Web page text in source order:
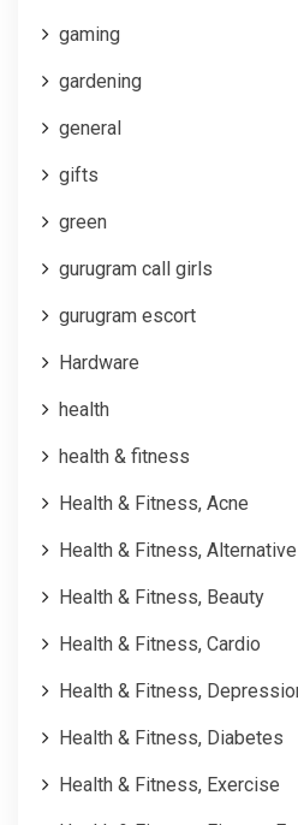
gaming
gardening
general
gifts
green
gurugram call girls
gurugram escort
Hardware
health
health & fitness
Health & Fitness, Acne
Health & Fitness,
Health & Fitness, Beauty
Health & Fitness, Cardio
Health & Fitness,
Health & Fitness, Diabetes
Health & Fitness, Exercise